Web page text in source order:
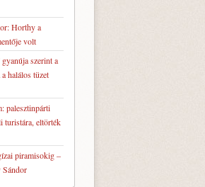
Horthy a
volt
szerint a
halálos tüzet
palesztinpárti
turistára, eltörték
piramisokig –
Sándor